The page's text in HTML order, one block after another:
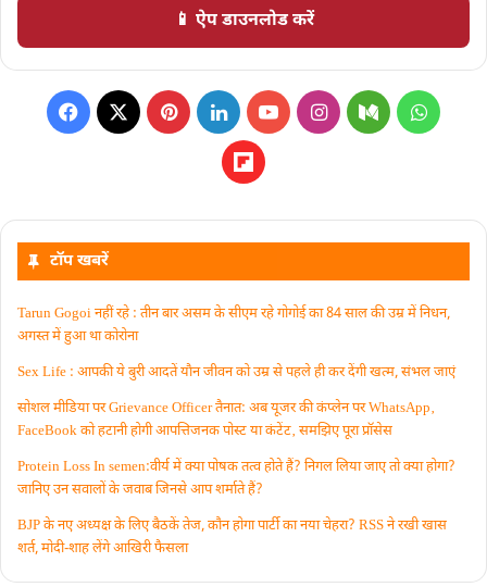
📱 ऐप डाउनलोड करें
टॉप खबरें
Tarun Gogoi नहीं रहे : तीन बार असम के सीएम रहे गोगोई का 84 साल की उम्र में निधन,
अगस्त में हुआ था कोरोना
Sex Life : आपकी ये बुरी आदतें याैन जीवन को उम्र से पहले ही कर देंगी खत्म, संभल जाएं
सोशल मीडिया पर Grievance Officer तैनात: अब यूजर की कंप्लेन पर WhatsApp‚
FaceBook को हटानी होगी आपत्तिजनक पोस्ट या कंटेंट‚ समझिए पूरा प्रॉसेस
Protein Loss In semen:वीर्य में क्या पोषक तत्व होते हैं? निगल लिया जाए तो क्या होगा?
जानिए उन सवालों के जवाब जिनसे आप शर्माते हैं?
BJP के नए अध्यक्ष के लिए बैठकें तेज, कौन होगा पार्टी का नया चेहरा? RSS ने रखी खास
शर्त, मोदी-शाह लेंगे आखिरी फैसला